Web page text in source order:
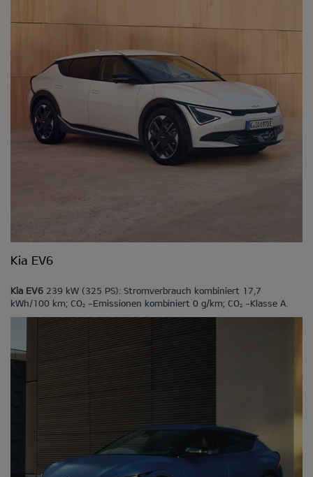
Kia EV6
Kia EV6 239 kW (325 PS): Stromverbrauch kombiniert 17,7
kWh/100 km; CO2 -Emissionen kombiniert 0 g/km; CO2 -Klasse A.